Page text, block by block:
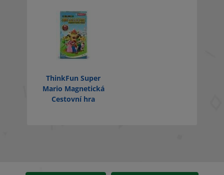
ThinkFun Super
Mario Magnetická
Cestovní hra